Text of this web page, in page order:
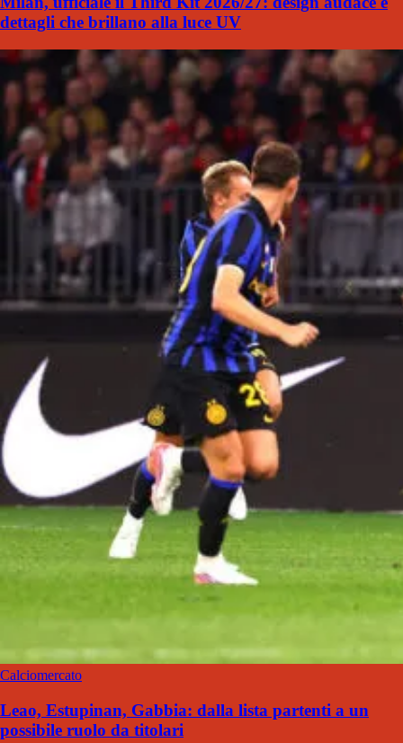
dettagli che brillano alla luce UV
Calciomercato
Leao, Estupinan, Gabbia: dalla lista partenti a un
possibile ruolo da titolari